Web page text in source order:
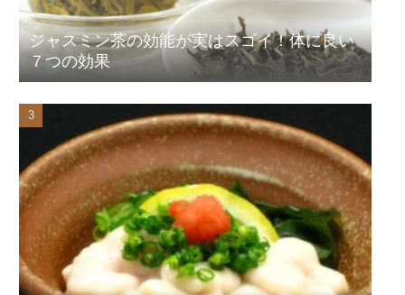
ジャスミン茶の効能が実はスゴイ！体に良い
７つの効果